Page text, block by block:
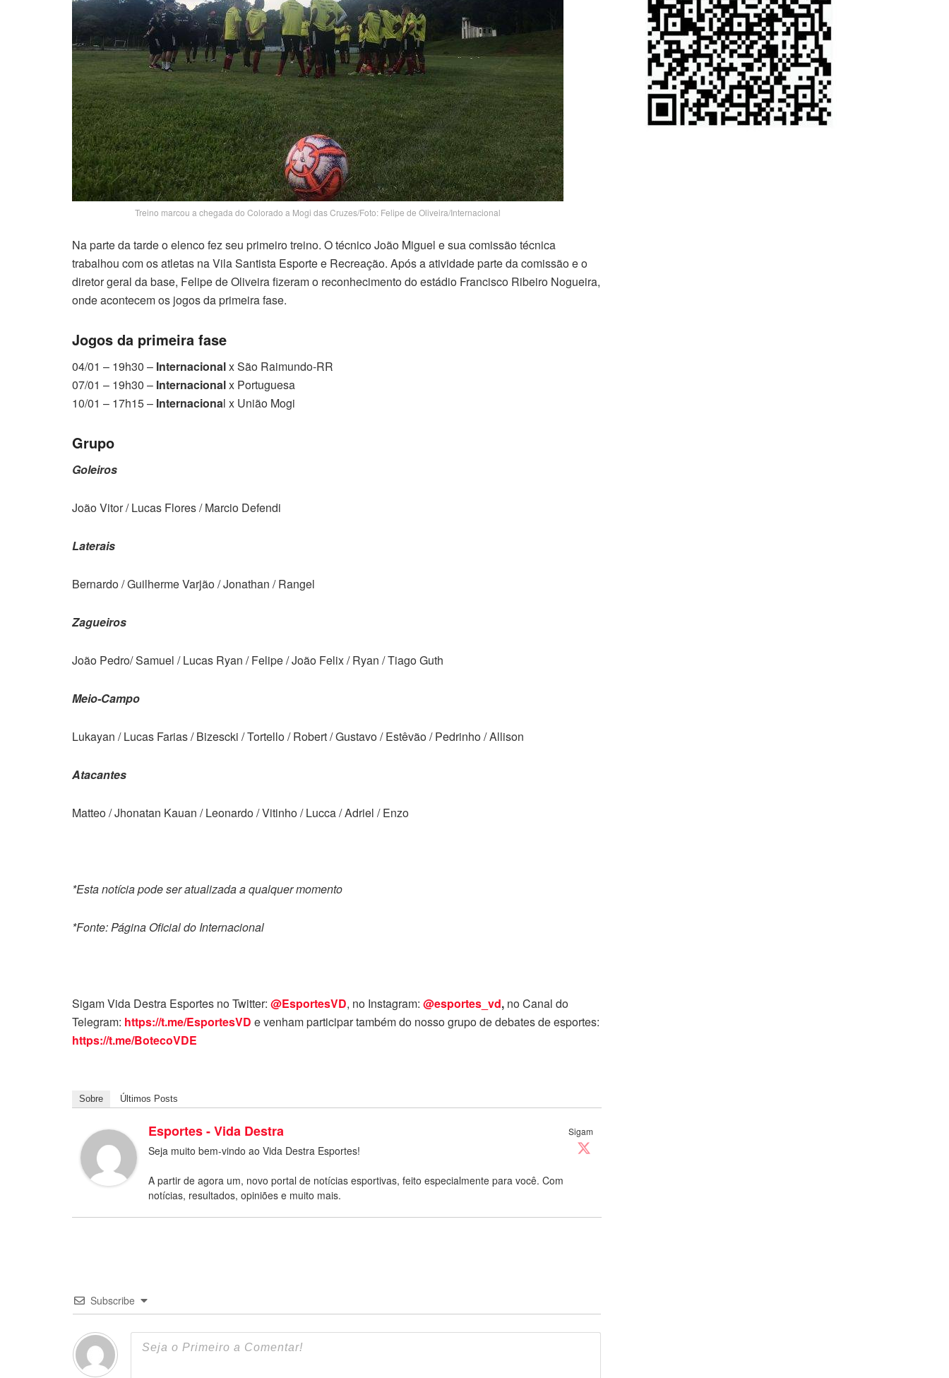
Treino marcou a chegada do Colorado a Mogi das Cruzes/Foto: Felipe de Oliveira/Internacional
Na parte da tarde o elenco fez seu primeiro treino. O técnico João Miguel e sua comissão técnica
trabalhou com os atletas na Vila Santista Esporte e Recreação. Após a atividade parte da comissão e o
diretor geral da base, Felipe de Oliveira fizeram o reconhecimento do estádio Francisco Ribeiro Nogueira,
onde acontecem os jogos da primeira fase.
Jogos da primeira fase
04/01 – 19h30 – Internacionalx São Raimundo-RR
07/01 – 19h30 – Internacionalx Portuguesa
10/01 – 17h15 – Internacional x União Mogi
Grupo
Goleiros
João Vitor / Lucas Flores / Marcio Defendi
Laterais
Bernardo / Guilherme Varjão / Jonathan / Rangel
Zagueiros
João Pedro/ Samuel / Lucas Ryan / Felipe / João Felix / Ryan / Tiago Guth
Meio-Campo
Lukayan / Lucas Farias / Bizescki / Tortello / Robert / Gustavo / Estêvão / Pedrinho / Allison
Atacantes
Matteo / Jhonatan Kauan / Leonardo / Vitinho / Lucca / Adriel / Enzo
*Esta notícia pode ser atualizada a qualquer momento
*Fonte: Página Oficial do Internacional
Sigam Vida Destra Esportes no Twitter: @EsportesVD, no Instagram: @esportes_vd, no Canal do
Telegram: https://t.me/EsportesVD e venham participar também do nosso grupo de debates de esportes:
https://t.me/BotecoVDE
Sobre Últimos Posts
Sigam
Esportes - Vida Destra
Seja muito bem-vindo ao Vida Destra Esportes!
A partir de agora um, novo portal de notícias esportivas, feito especialmente para você. Com
notícias, resultados, opiniões e muito mais.
Subscribe